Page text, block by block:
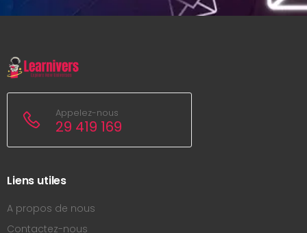
Appelez-nous
29 419 169
Liens utiles
A propos de nous
Contactez-nous